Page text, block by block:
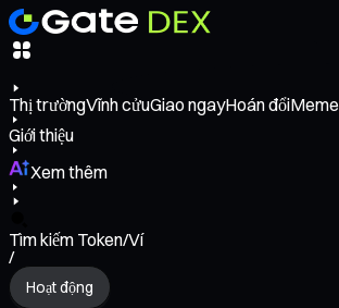
Thị trườngVĩnh cửuGiao ngayHoán đổiMeme
Giới thiệu
Xem thêm
Tìm kiếm Token/Ví
/
Hoạt động